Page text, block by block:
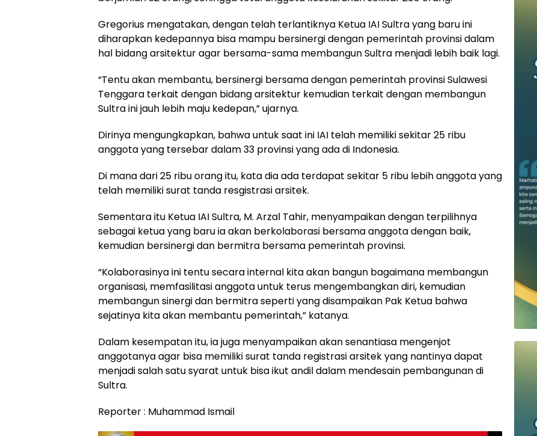
Gregorius mengatakan, dengan telah terlantiknya Ketua IAI Sultra yang baru ini
diharapkan kedepannya bisa mampu bersinergi dengan pemerintah provinsi dalam
hal bidang arsitektur agar bersama-sama membangun Sultra menjadi lebih baik lagi.
“Tentu akan membantu, bersinergi bersama dengan pemerintah provinsi Sulawesi
Tenggara terkait dengan bidang arsitektur kemudian terkait dengan membangun
Sultra ini jauh lebih maju kedepan,” ujarnya.
Dirinya mengungkapkan, bahwa untuk saat ini IAI telah memiliki sekitar 25 ribu
anggota yang tersebar dalam 33 provinsi yang ada di Indonesia.
Di mana dari 25 ribu orang itu, kata dia ada terdapat sekitar 5 ribu lebih anggota yang
telah memiliki surat tanda resgistrasi arsitek.
Sementara itu Ketua IAI Sultra, M. Arzal Tahir, menyampaikan dengan terpilihnya
sebagai ketua yang baru ia akan berkolaborasi bersama anggota dengan baik,
kemudian bersinergi dan bermitra bersama pemerintah provinsi.
“Kolaborasinya ini tentu secara internal kita akan bangun bagaimana membangun
organisasi, memfasilitasi anggota untuk terus mengembangkan diri, kemudian
membangun sinergi dan bermitra seperti yang disampaikan Pak Ketua bahwa
sejatinya kita akan membantu pemerintah,” katanya.
Dalam kesempatan itu, ia juga menyampaikan akan senantiasa mengenjot
anggotanya agar bisa memiliki surat tanda registrasi arsitek yang nantinya dapat
menjadi salah satu syarat untuk bisa ikut andil dalam mendesain pembangunan di
Sultra.
Reporter : Muhammad Ismail